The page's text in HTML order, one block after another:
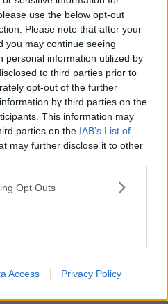
use the below opt-out
Please note that after your
you may continue seeing
personal information utilized by
to third parties prior to
opt-out of the further
by third parties on the
This information may
parties on the IAB’s List of
may further disclose it to other
Opt Outs
Access Privacy Policy
che sostengono chi si
nei momenti bui.
santa, e mi viene naturale da
uomo che si è donato per gli altri
Cristo : per me, da non
storia.
della Toscana iscriviti alla
casella di posta.